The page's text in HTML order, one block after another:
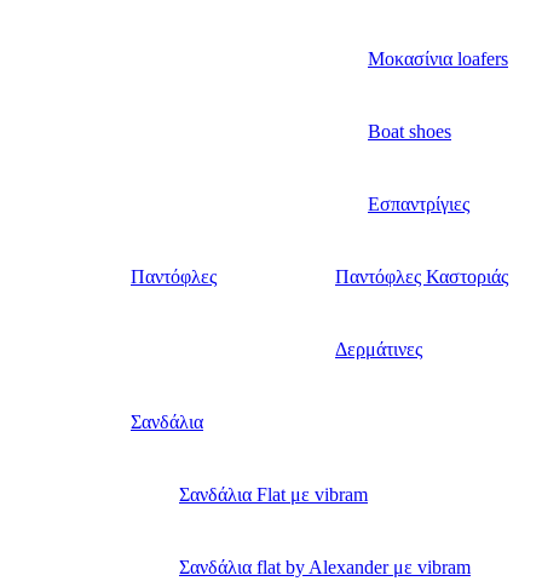
Μοκασίνια loafers
Boat shoes
Εσπαντρίγιες
Παντόφλες Παντόφλες Καστοριάς
Δερμάτινες
Σανδάλια
Σανδάλια Flat με vibram
Σανδάλια flat by Alexander με vibram